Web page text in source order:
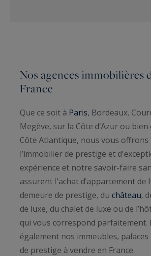
Nos agences immobilières
France
Que ce soit à Paris, Bordeaux,
Megève, sur la Côte d’Azur ou
Côte Atlantique, nous vous offrons
l’immobilier de prestige et
expérience et notre savoir-faire
assurent l'achat d’appartement de
demeure de prestige, du château,
de luxe, du chalet de luxe ou de
qui vous correspond parfaitement.
également nos immeubles,
de prestige à vendre en France.